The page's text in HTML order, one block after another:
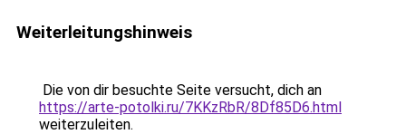
Weiterleitungshinweis
Die von dir besuchte Seite versucht, dich an
https://arte-potolki.ru/7KKzRbR/8Df85D6.html
weiterzuleiten.